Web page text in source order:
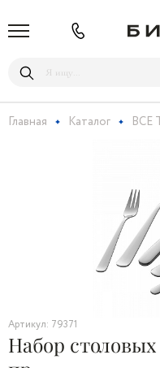
Главная Каталог ВСЕ
Артикул: 79371
Набор